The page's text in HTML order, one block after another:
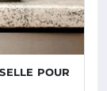
POUR